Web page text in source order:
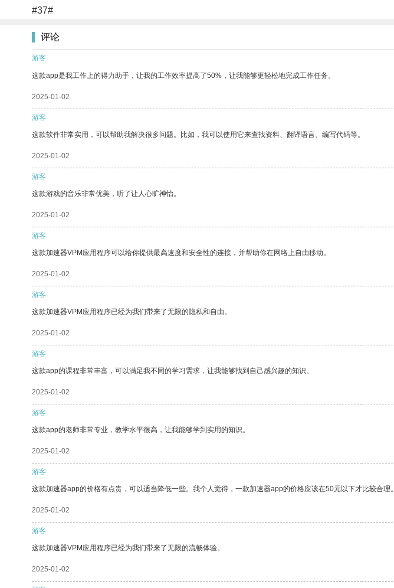
#37#
评论
游客
这款app是我工作上的得力助手，让我的工作效率提高了50%，让我能够更轻松地完成工作任务。
2025-01-02
游客
这款软件非常实用，可以帮助我解决很多问题。比如，我可以使用它来查找资料、翻译语言、编写代码等。
2025-01-02
游客
这款游戏的音乐非常优美，听了让人心旷神怡。
2025-01-02
游客
这款加速器VPM应用程序可以给你提供最高速度和安全性的连接，并帮助你在网络上自由移动。
2025-01-02
游客
这款加速器VPM应用程序已经为我们带来了无限的隐私和自由。
2025-01-02
游客
这款app的课程非常丰富，可以满足我不同的学习需求，让我能够找到自己感兴趣的知识。
2025-01-02
游客
这款app的老师非常专业，教学水平很高，让我能够学到实用的知识。
2025-01-02
游客
这款加速器app的价格有点贵，可以适当降低一些。我个人觉得，一款加速器app的价格应该在50元以下才比较合理。
2025-01-02
游客
这款加速器VPM应用程序已经为我们带来了无限的流畅体验。
2025-01-02